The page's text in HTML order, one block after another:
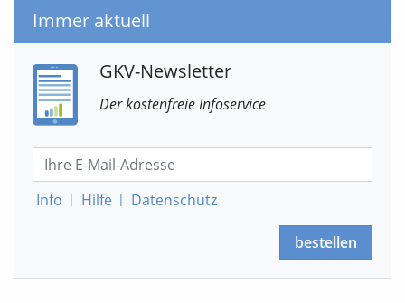
Immer aktuell
GKV-Newsletter
Der kostenfreie Infoservice
Info | Hilfe | Datenschutz
bestellen